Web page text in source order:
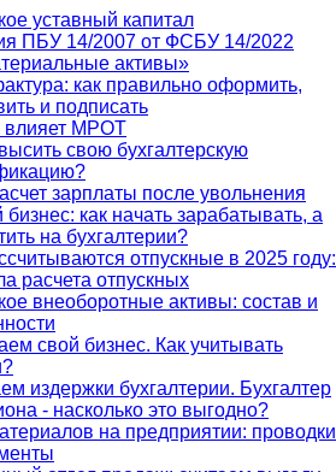
уставный капитал
ПБУ 14/2007 от ФСБУ 14/2022
активы»
как правильно оформить,
и подписать
влияет МРОТ
свою бухгалтерскую
зарплаты после увольнения
как начать зарабатывать, а
на бухгалтерии?
отпускные в 2025 году:
расчета отпускных
внеоборотные активы: состав и
свой бизнес. Как учитывать
издержки бухгалтерии. Бухгалтер
- насколько это выгодно?
на предприятии: проводки